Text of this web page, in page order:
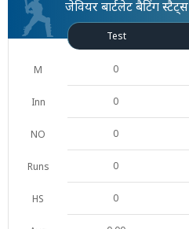
जेवियर बार्टलेट बैटिंग स्टैट्स
M
Inn
NO
Runs
HS
Test
0
0
0
0
0